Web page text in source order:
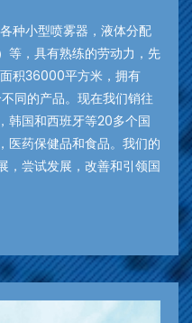
种小型喷雾器，液体分配
等，具有熟练的劳动力，先
积36000平方米，拥有
同的产品。现在我们销往
韩国和西班牙等20多个国
医药保健品和食品。我们的
，尝试发展，改善和引领国